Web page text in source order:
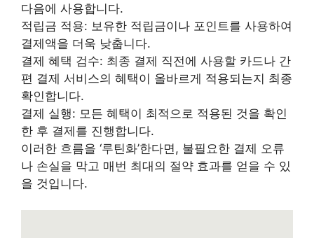
다음에 사용합니다.
적립금 적용: 보유한 적립금이나 포인트를 사용하여
결제액을 더욱 낮춥니다.
결제 혜택 검수: 최종 결제 직전에 사용할 카드나 간
편 결제 서비스의 혜택이 올바르게 적용되는지 최종
확인합니다.
결제 실행: 모든 혜택이 최적으로 적용된 것을 확인
한 후 결제를 진행합니다.
이러한 흐름을 ‘루틴화’한다면, 불필요한 결제 오류
나 손실을 막고 매번 최대의 절약 효과를 얻을 수 있
을 것입니다.